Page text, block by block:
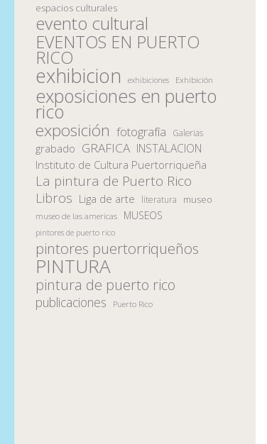
espacios culturales
evento cultural
EVENTOS EN PUERTO
RICO
exhibicion exhibiciones Exhibición
exposiciones en puerto
rico
exposición fotografía Galerias
grabado GRAFICA INSTALACION
Instituto de Cultura Puertorriqueña
La pintura de Puerto Rico
Libros Liga de arte literatura museo
museo de las americas MUSEOS
pintores de puerto rico
pintores puertorriqueños
PINTURA
pintura de puerto rico
publicaciones Puerto Rico